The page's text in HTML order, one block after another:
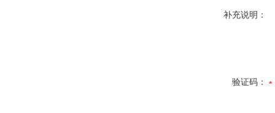
补充说明：
验证码：